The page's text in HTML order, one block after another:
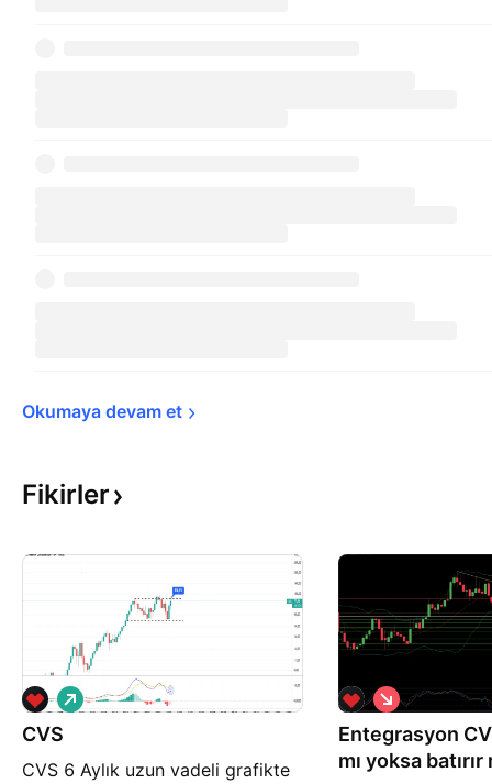
Okumaya devam et
Fikirler
CVS
CVS 6 Aylık uzun vadeli grafikte
A
l
ı
Entegrasyon
mı yoksa batırır
S
a
t
ş